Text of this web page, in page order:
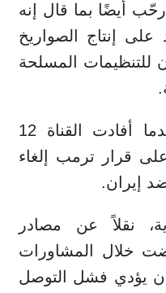
أيضًا بما قال إنه
على إنتاج الصواريخ
للتنظيمات المسلحة
وجاءت هذه التطورات بعدما أفادت القناة 12
على قرار ترمب إلغاء
إيران.
13 العبرية، نقلاً عن مصادر
خلال المشاورات
أن يؤدي فشل التوصل